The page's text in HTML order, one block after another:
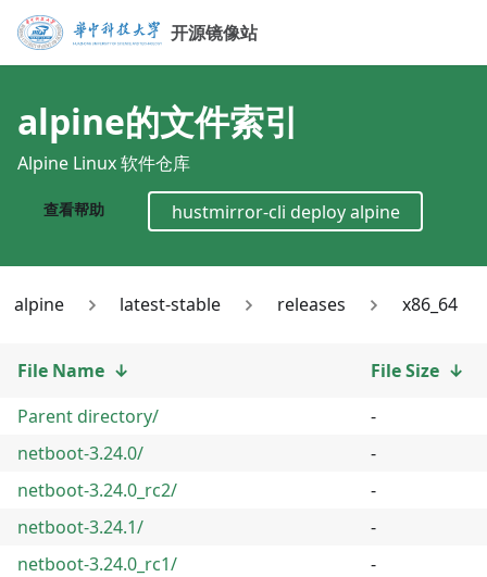
开源镜像站
alpine的文件索引
Alpine Linux 软件仓库
查看帮助 hustmirror-cli deployalpine
alpine latest-stable releases x86_64
File Name ↓ File Size ↓
Parent directory/
-
netboot-3.24.0/
-
netboot-3.24.0_rc2/
-
netboot-3.24.1/
-
netboot-3.24.0_rc1/
-